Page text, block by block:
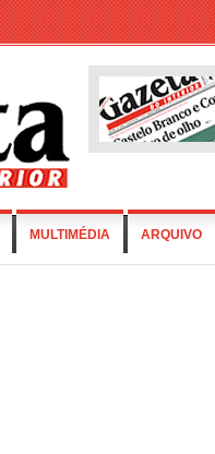
MULTIMÉDIA ARQUIVO